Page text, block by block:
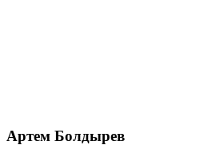
Артем Болдырев